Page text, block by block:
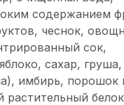
содержанием
чеснок,
сок,
сахар, груша,
имбирь, порошок
растительный